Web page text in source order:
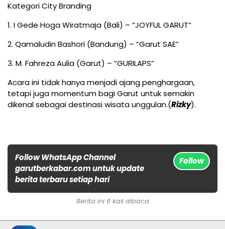
Kategori City Branding
1. I Gede Hoga Wiratmaja (Bali) – “JOYFUL GARUT”
2. Qamaludin Bashori (Bandung) – “Garut SAE”
3. M. Fahreza Aulia (Garut) – “GURILAPS”
Acara ini tidak hanya menjadi ajang penghargaan,
tetapi juga momentum bagi Garut untuk semakin
dikenal sebagai destinasi wisata unggulan.(Rizky).
Follow WhatsApp Channel
garutberkabar.com untuk update
berita terbaru setiap hari
Follow
Berita ini 6 kali dibaca